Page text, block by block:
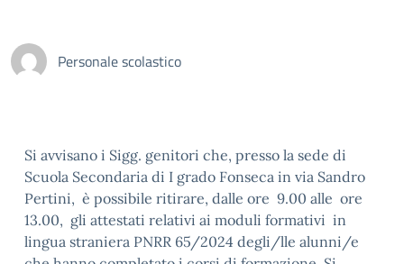
Personale scolastico
Si avvisano i Sigg. genitori che, presso la sede di
Scuola Secondaria di I grado Fonseca in via Sandro
Pertini, è possibile ritirare, dalle ore 9.00 alle ore
13.00, gli attestati relativi ai moduli formativi in
lingua straniera PNRR 65/2024 degli/lle alunni/e